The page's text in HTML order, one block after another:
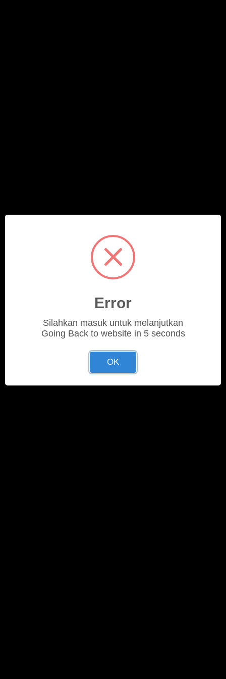
Error
Silahkan masuk untuk melanjutkan
Going Back to website in 5 seconds
OK